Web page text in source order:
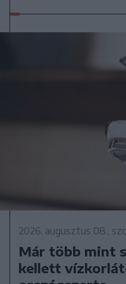
2026. augusztus 08.,
Már több mint
kellett